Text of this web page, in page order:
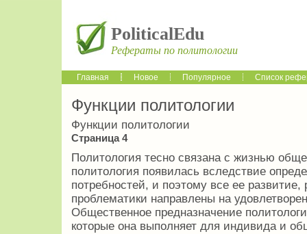
PoliticalEdu
Рефераты по политологии
Главная Новое Популярное Список
Функции политологии
Функции политологии
Страница 4
Политология тесно связана с жизнью
политология появилась вследствие
потребностей, и поэтому все ее развитие,
проблематики направлены на
Общественное предназначение
которые она выполняет для индивида и